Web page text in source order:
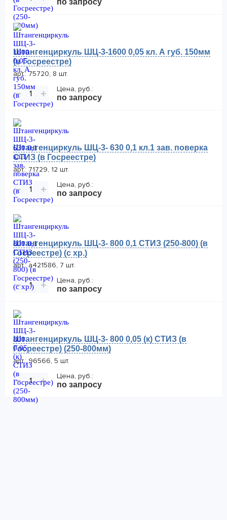
по запросу
Штангенциркуль ШЦ-3-1600 0,05 кл. А губ. 150мм
(в Госреестре)
арт.: 75720, 8 шт.
− +
Цена, руб.:
по запросу
Штангенциркуль ШЦ-3- 630 0,1 кл.1 зав. поверка
СТИЗ (в Госреестре)
арт.: 71729, 12 шт.
− +
Цена, руб.:
по запросу
Штангенциркуль ШЦ-3- 800 0,1 СТИЗ (250-800) (в
Госреестре) (с хр.)
арт.: а421586, 7 шт.
− +
Цена, руб.:
по запросу
Штангенциркуль ШЦ-3- 800 0,05 (к) СТИЗ (в
Госреестре) (250-800мм)
арт.: 96566, 5 шт.
− +
Цена, руб.:
по запросу